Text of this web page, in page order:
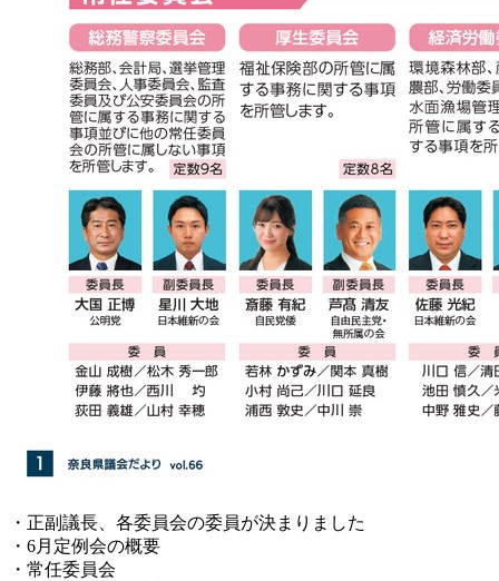
・正副議長、各委員会の委員が決まりました
・6月定例会の概要
・常任委員会